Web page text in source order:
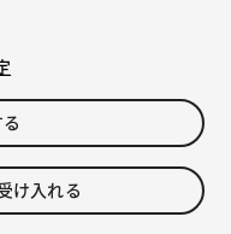
け入れる